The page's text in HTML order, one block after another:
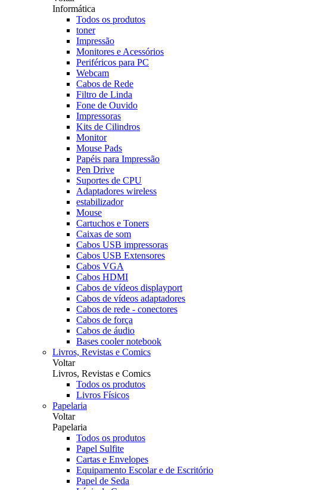
Informática
Todos os produtos
toner
Impressão
Monitores e Acessórios
Periféricos para PC
Webcam
Cabos de Rede
Filtro de Linda
Fone de Ouvido
Impressoras
Kits de Cilindros
Monitor
Mouse Pads
Papéis para Impressão
Pen Drive
Suportes de CPU
Adaptadores wireless
estabilizador
Mouse
Cartuchos e Toners
Caixas de som
Cabos USB impressoras
Cabos USB Extensores
Cabos VGA
Cabos HDMI
Cabos de vídeos displayport
Cabos de vídeos adaptadores
Cabos de rede - conectores
Cabos de força
Cabos de áudio
Bases cooler notebook
Livros, Revistas e Comics
Voltar
Livros, Revistas e Comics
Todos os produtos
Livros Físicos
Papelaria
Voltar
Papelaria
Todos os produtos
Papel Sulfite
Cartas e Envelopes
Equipamento Escolar e de Escritório
Papel de Seda